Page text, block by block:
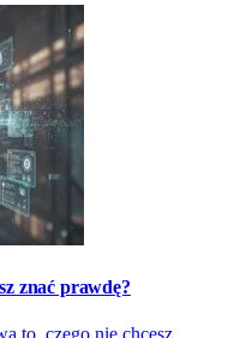
znać prawdę?
to, czego nie chcesz